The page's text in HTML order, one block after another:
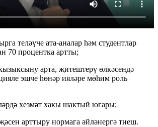
теләүче ата-аналар һәм студентлар
70 процентка артты;
арта, җитештерү өлкәсендә
эшче һөнәр ияләре мөһим роль
хезмәт хакы шактый югары;
арттыру нормага әйләнергә тиеш.